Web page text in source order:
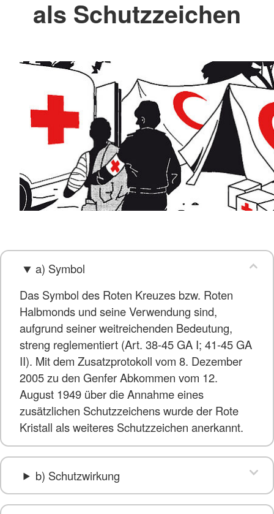
als Schutzzeichen
a) Symbol
Das Symbol des Roten Kreuzes bzw. Roten
Halbmonds und seine Verwendung sind,
aufgrund seiner weitreichenden Bedeutung,
streng reglementiert (Art. 38-45 GA I; 41-45 GA
II). Mit dem Zusatzprotokoll vom 8. Dezember
2005 zu den Genfer Abkommen vom 12.
August 1949 über die Annahme eines
zusätzlichen Schutzzeichens wurde der Rote
Kristall als weiteres Schutzzeichen anerkannt.
b) Schutzwirkung